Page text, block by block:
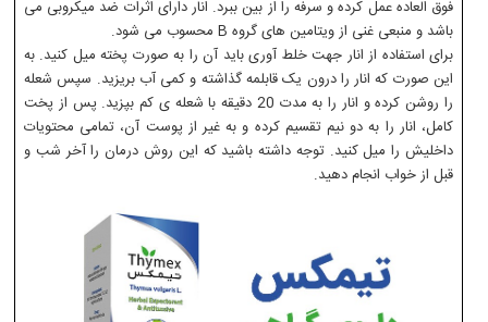
فوق العاده عمل کرده و سرفه را از بین ببرد. انار دارای اثرات ضد میکروبی می
باشد و منبعی غنی از ویتامین های گروه B محسوب می شود.
برای استفاده از انار جهت خلط آوری باید آن را به صورت پخته میل کنید. به
این صورت که انار را درون یک قابلمه گذاشته و کمی آب بریزید. سپس شعله
را روشن کرده و انار را به مدت 20 دقیقه با شعله ی کم بپزید. پس از پخت
کامل، انار را به دو نیم تقسیم کرده و به غیر از پوست آن، تمامی محتویات
داخلیش را میل کنید. توجه داشته باشید که این روش درمان را آخر شب و
قبل از خواب انجام دهید.